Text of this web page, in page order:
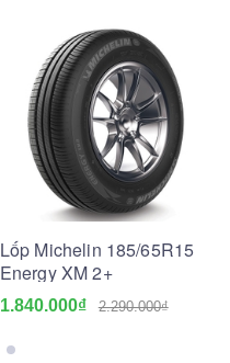
Lốp Michelin 185/65R15
Energy XM 2+
1.840.000₫ 2.290.000₫